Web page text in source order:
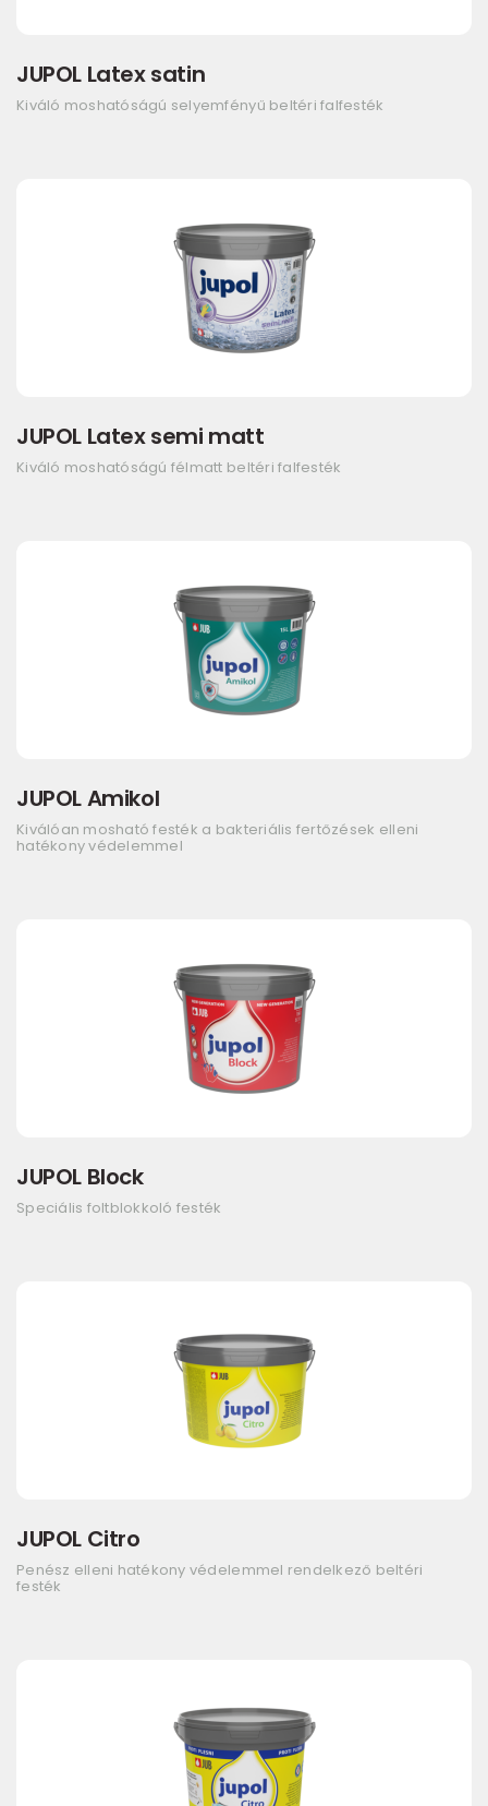
JUPOL Latex satin
Kiváló moshatóságú selyemfényű beltéri falfesték
JUPOL Latex semi matt
Kiváló moshatóságú félmatt beltéri falfesték
JUPOL Amikol
Kiválóan mosható festék a bakteriális fertőzések elleni
hatékony védelemmel
JUPOL Block
Speciális foltblokkoló festék
JUPOL Citro
Penész elleni hatékony védelemmel rendelkező beltéri
festék